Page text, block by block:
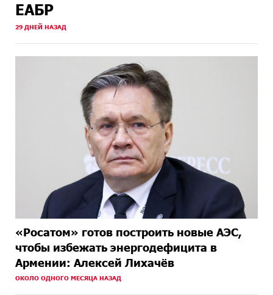
ЕАБР
29 ДНЕЙ НАЗАД
«Росатом» готов построить новые АЭС,
чтобы избежать энергодефицита в
Армении: Алексей Лихачёв
ОКОЛО ОДНОГО МЕСЯЦА НАЗАД